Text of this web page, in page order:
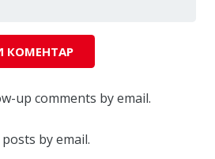
up comments by email.
by email.